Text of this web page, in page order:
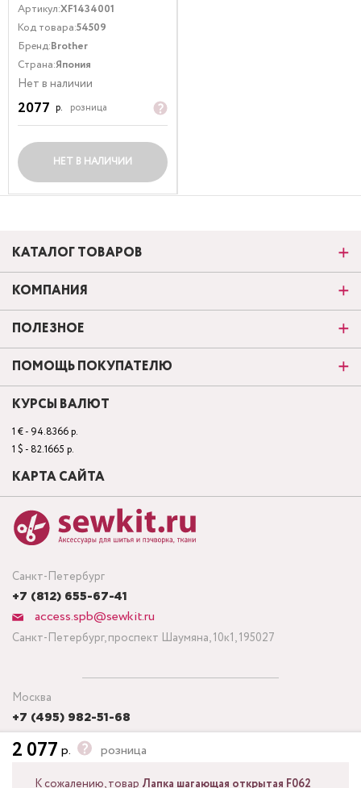
2 077 р. розница
К сожалению, товар Лапка шагающая открытая F062
Артикул:XF1434001
Код товара:54509
Бренд:Brother
Страна:Япония
Нет в наличии
2077 р. розница
НЕТ В НАЛИЧИИ
Санкт-Петербург
+7 (812) 655-67-41
access.spb@sewkit.ru
Санкт-Петербург, проспект Шаумяна, 10к1, 195027
Москва
+7 (495) 982-51-68
access.msk@sewkit.ru
Москва, Кронштадтский бульвар, дом 7, строение 6, офис 143,
КАТАЛОГ ТОВАРОВ
КОМПАНИЯ
ПОЛЕЗНОЕ
ПОМОЩЬ ПОКУПАТЕЛЮ
КУРСЫ ВАЛЮТ
1 € - 94.8366 р.
1 $ - 82.1665 р.
КАРТА САЙТА